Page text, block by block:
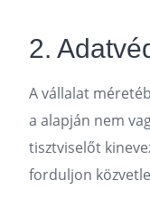
2.
A vállalat
a alapján nem
tisztviselőt
forduljon